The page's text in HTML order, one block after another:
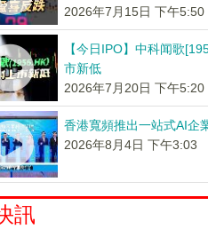
2026年7月15日 下午5:50
【今日IPO】中科闻歌
市新低
2026年7月20日 下午5:20
香港寬頻推出一站式AI企
2026年8月4日 下午3:03
訊